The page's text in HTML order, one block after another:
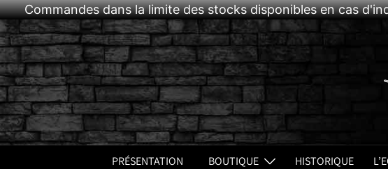
Commandes dans la limite des stocks disponibles en cas
Aller
au
contenu
PRÉSENTATION BOUTIQUE HISTORIQUE